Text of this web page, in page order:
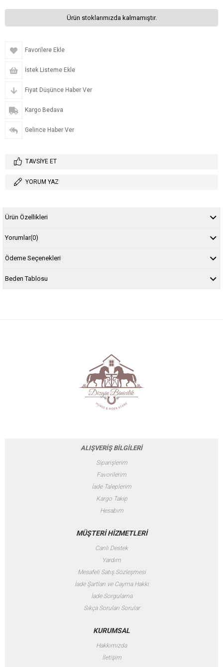
Ürün stoklarımızda kalmamıştır.
Favorilere Ekle
İstek Listeme Ekle
Fiyat Düşünce Haber Ver
Kargo Bedava
Gelince Haber Ver
TAVSIYE ET
YORUM YAZ
Ürün Özellikleri
Yorumlar(0)
Ödeme Seçenekleri
Beden Tablosu
ALIŞVERİŞ BİLGİLERİ
Siparişlerim
Favorilerim
İade Taleplerim
Kargo Takip
Hesabım
MÜŞTERİ HİZMETLERİ
Canlı Destek
Yardım
Mesafeli Satış Sözleşmesi
İade Şartları ve Cayma Hakkı
İade Sorgulama
Sıkça Sorulan Sorular
KURUMSAL
Hakkımızda
İletişim